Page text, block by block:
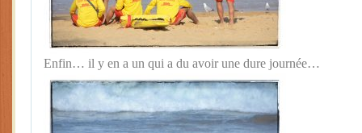
Enfin… il y en a un qui a du avoir une dure journée…